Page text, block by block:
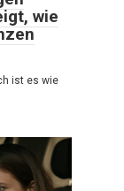
wie
ist es wie